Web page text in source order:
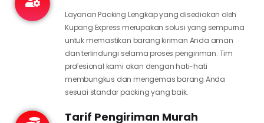
Layanan Packing Lengkap yang disediakan oleh
Kupang Express merupakan solusi yang sempurna
untuk memastikan barang kiriman Anda aman
dan terlindungi selama proses pengiriman. Tim
profesional kami akan dengan hati-hati
membungkus dan mengemas barang Anda
sesuai standar packing yang baik.
Tarif Pengiriman Murah